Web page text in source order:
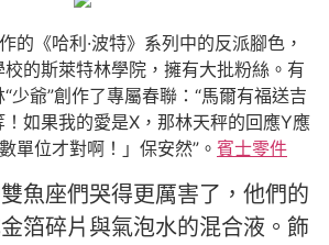
的《哈利·波特》系列中的反派腳色，
的斯萊特林學院，擁有大批粉絲。有
少爺”創作了專屬春聯：“馬爾有福送吉
如果我的愛是X，那林天秤的回應Y應
單位才對啊！」保安然”。 賓士零件
魚座們哭得更厲害了，他們的
箔碎片與氣泡水的混合液。飾